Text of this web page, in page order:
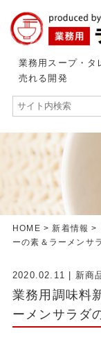
業務用スープ・タ
売れる開発
HOME >新着情報 >
ーの素＆ラーメンサ
2020.02.11 | 新商
業務用調味料
ーメンサラダ